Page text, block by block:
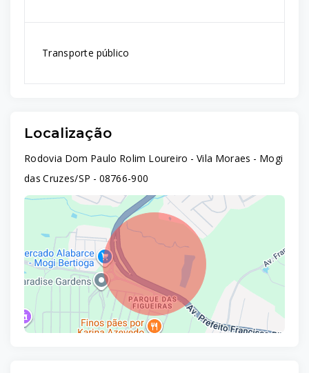
Transporte público
Localização
Rodovia Dom Paulo Rolim Loureiro - Vila Moraes - Mogi
das Cruzes/SP - 08766-900